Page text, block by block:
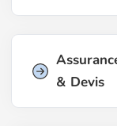
& Devis